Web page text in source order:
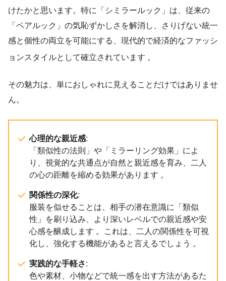
けたかと思います。特に「シミラールック」は、従来の
「ペアルック」の気恥ずかしさを解消し、さりげない統一
感と個性の両立を可能にする、現代的で経済的なファッシ
ョンスタイルとして確立されています 。
その魅力は、単におしゃれに見えることだけではありませ
ん。
心理的な親近感:
「類似性の法則」や「ミラーリング効果」によ
り、視覚的な共通点が自然と親近感を育み、二人
の心の距離を縮める効果があります 。
関係性の深化:
服装を似せることは、相手の潜在意識に「類似
性」を刷り込み、より深いレベルでの親近感や安
心感を醸成します 。これは、二人の関係性を可視
化し、強化する機能があると言えるでしょう 。
実践的な手軽さ:
色や素材、小物などで統一感を出す方法があるた